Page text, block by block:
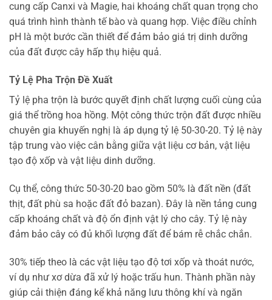
cung cấp Canxi và Magie, hai khoáng chất quan trọng cho
quá trình hình thành tế bào và quang hợp. Việc điều chỉnh
pH là một bước cần thiết để đảm bảo giá trị dinh dưỡng
của đất được cây hấp thụ hiệu quả.
Tỷ Lệ Pha Trộn Đề Xuất
Tỷ lệ pha trộn là bước quyết định chất lượng cuối cùng của
giá thể trồng hoa hồng. Một công thức trộn đất được nhiều
chuyên gia khuyến nghị là áp dụng tỷ lệ 50-30-20. Tỷ lệ này
tập trung vào việc cân bằng giữa vật liệu cơ bản, vật liệu
tạo độ xốp và vật liệu dinh dưỡng.
Cụ thể, công thức 50-30-20 bao gồm 50% là đất nền (đất
thịt, đất phù sa hoặc đất đỏ bazan). Đây là nền tảng cung
cấp khoáng chất và độ ổn định vật lý cho cây. Tỷ lệ này
đảm bảo cây có đủ khối lượng đất để bám rễ chắc chắn.
30% tiếp theo là các vật liệu tạo độ tơi xốp và thoát nước,
ví dụ như xơ dừa đã xử lý hoặc trấu hun. Thành phần này
giúp cải thiện đáng kể khả năng lưu thông khí và ngăn